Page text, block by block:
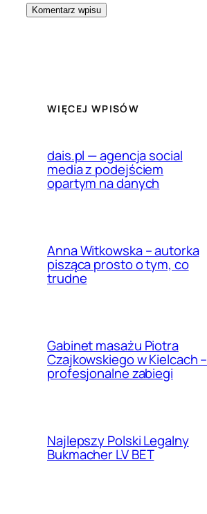
WIĘCEJ WPISÓW
dais.pl — agencja social
media z podejściem
opartym na danych
Anna Witkowska – autorka
pisząca prosto o tym, co
trudne
Gabinet masażu Piotra
Czajkowskiego w Kielcach –
profesjonalne zabiegi
Najlepszy Polski Legalny
Bukmacher LV BET